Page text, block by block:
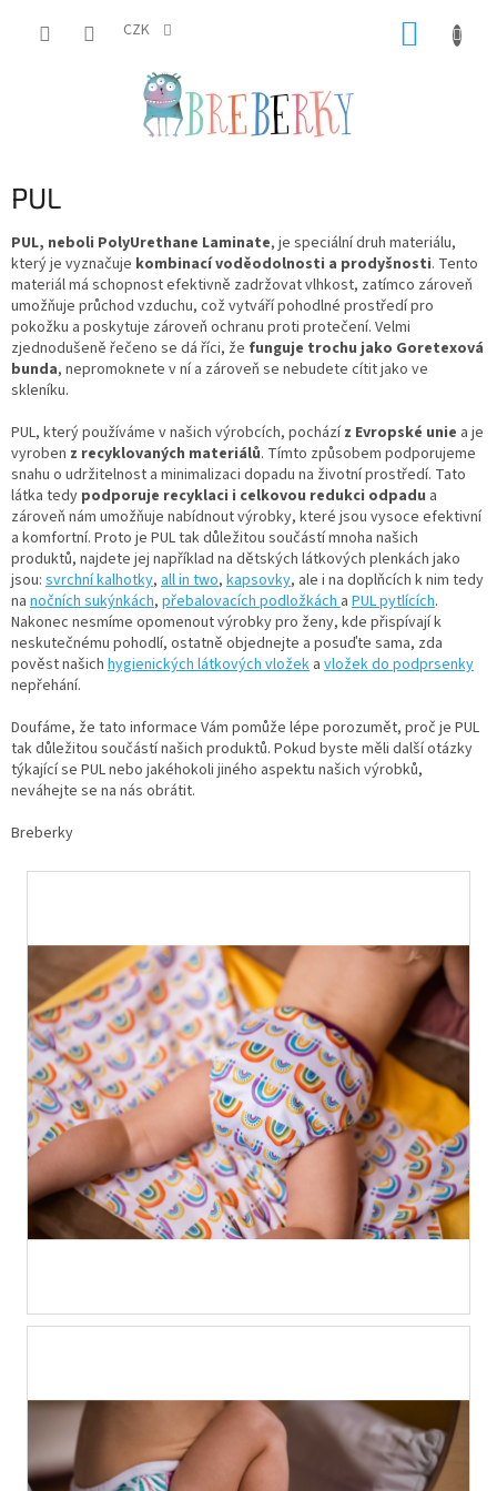
CZK
PUL
PUL, neboli PolyUrethane Laminate, je speciální druh materiálu,
který je vyznačuje kombinací voděodolnosti a prodyšnosti. Tento
materiál má schopnost efektivně zadržovat vlhkost, zatímco zároveň
umožňuje průchod vzduchu, což vytváří pohodlné prostředí pro
pokožku a poskytuje zároveň ochranu proti protečení. Velmi
zjednodušeně řečeno se dá říci, že funguje trochu jako Goretexová
bunda, nepromoknete v ní a zároveň se nebudete cítit jako ve
skleníku.
PUL, který používáme v našich výrobcích, pocházíz Evropské unie a je
vyroben z recyklovaných materiálů. Tímto způsobem podporujeme
snahu o udržitelnost a minimalizaci dopadu na životní prostředí. Tato
látka tedy podporuje recyklaci i celkovou redukci odpadu a
zároveň nám umožňuje nabídnout výrobky, které jsou vysoce efektivní
a komfortní. Proto je PUL takdůležitou součástí mnoha našich
produktů, najdete jej například na dětských látkových plenkách jako
jsou: svrchní kalhotky, all in two, kapsovky, ale i na doplňcích k nim tedy
na nočních sukýnkách, přebalovacích podložkách a PUL pytlících.
Nakonec nesmíme opomenout výrobky pro ženy, kde přispívají k
neskutečnému pohodlí, ostatně objednejte a posuďte sama, zda
pověst našich hygienických látkových vložek a vložek do podprsenky
nepřehání.
Doufáme, že tato informace Vám pomůže lépe porozumět, proč je PUL
tak důležitou součástí našich produktů. Pokud byste měli další otázky
týkající se PUL nebo jakéhokoli jiného aspektu našich výrobků,
neváhejte se na nás obrátit.
Breberky